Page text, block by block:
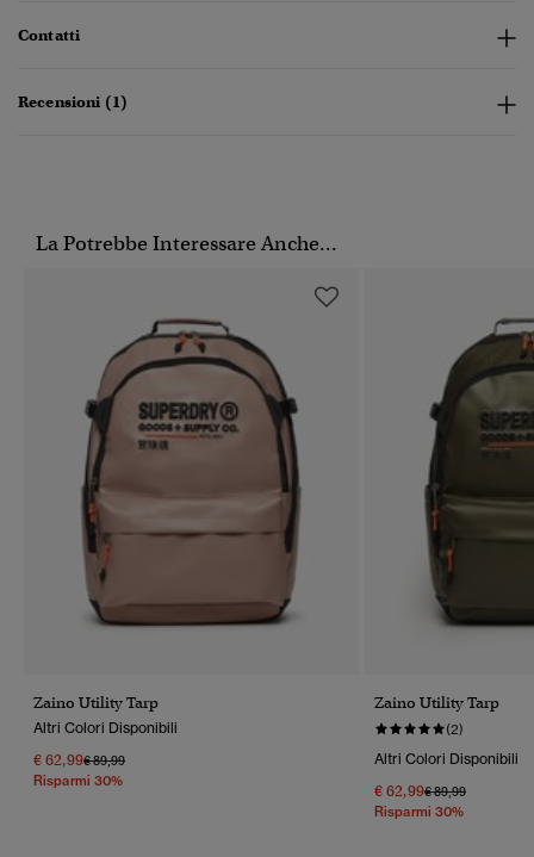
Contatti
Recensioni (1)
La Potrebbe Interessare Anche...
Zaino Utility Tarp
Altri Colori Disponibili
€ 62,99Prezzo Ridotto Da
€ 89,99A
Risparmi 30%
Zaino Utility Tarp
(2)
Altri Colori Disponibili
€ 62,99Prezzo Ridotto Da
€ 89,99A
Risparmi 30%